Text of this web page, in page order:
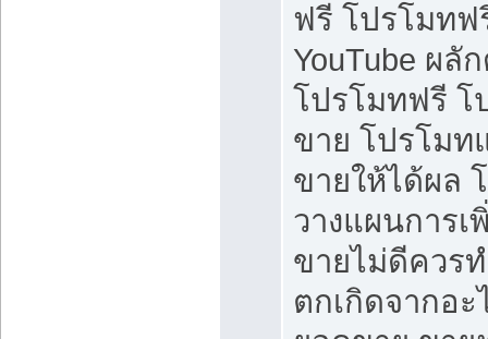
ฟรี โปรโมทฟ
YouTube ผลั
โปรโมทฟรี โ
ขาย โปรโมท
ขายให้ได้ผล
วางแผนการ
ขายไม่ดีควร
ตกเกิดจากอะ